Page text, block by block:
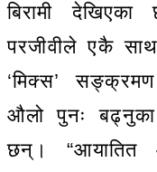
बिरामी
परजीवीले एकै
‘मिक्स’
औलो पुनः
छन्। “आयातित